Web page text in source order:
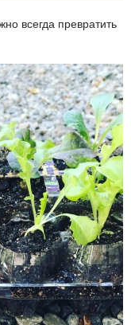
всегда превратить